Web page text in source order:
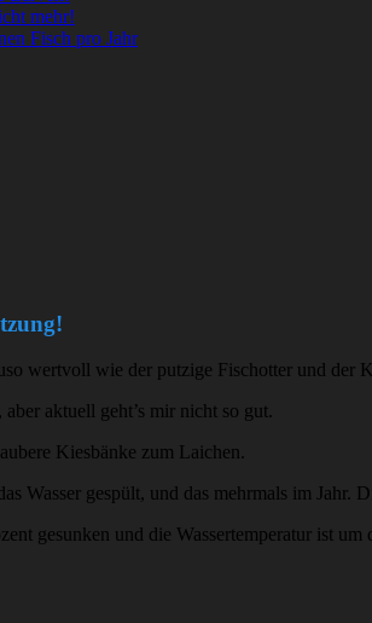
mehr!
Fisch pro Jahr
wertvoll wie der putzige Fischotter und
aktuell geht’s mir nicht so gut.
Kiesbänke zum Laichen.
Wasser gespült, und das mehrmals im
gesunken und die Wassertemperatur ist